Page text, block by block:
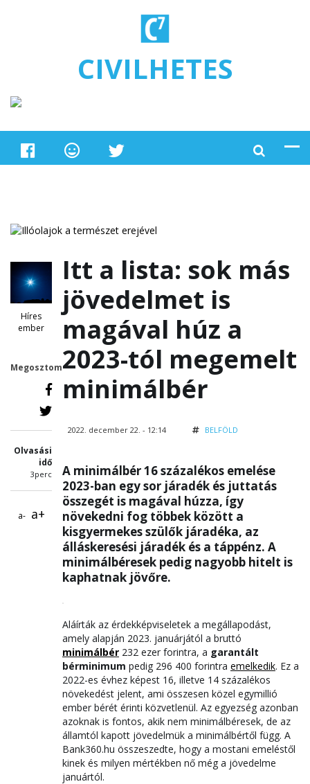
CIVILHETES
Híres
ember
Megosztom
Olvasási
idő
3perc
a- a+
Itt a lista: sok más
jövedelmet is
magával húz a
2023-tól megemelt
minimálbér
2022. december 22. - 12:14 BELFÖLD
A minimálbér 16 százalékos emelése
2023-ban egy sor járadék és juttatás
összegét is magával húzza, így
növekedni fog többek között a
kisgyermekes szülők járadéka, az
álláskeresési járadék és a táppénz. A
minimálbéresek pedig nagyobb hitelt is
kaphatnak jövőre.
Aláírták az érdekképviseletek a megállapodást,
amely alapján 2023. januárjától a bruttó
minimálbér 232 ezer forintra, a garantált
bérminimum pedig 296 400 forintra emelkedik. Ez a
2022-es évhez képest 16, illetve 14 százalékos
növekedést jelent, ami összesen közel egymillió
ember bérét érinti közvetlenül. Az egyezség azonban
azoknak is fontos, akik nem minimálbéresek, de az
államtól kapott jövedelmük a minimálbértől függ. A
Bank360.hu összeszedte, hogy a mostani emeléstől
kinek és milyen mértékben nő még a jövedelme
januártól.